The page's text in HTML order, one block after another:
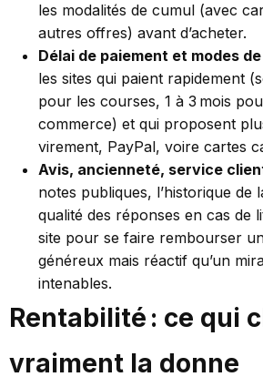
les modalités de cumul (avec
autres offres) avant d’acheter.
Délai de paiement et modes
les sites qui paient rapidement
pour les courses, 1 à 3 mois
commerce) et qui proposent
virement, PayPal, voire cartes
Avis, ancienneté, service
notes publiques, l’historique de
qualité des réponses en cas de
site pour se faire rembourser
généreux mais réactif qu’un
intenables.
Rentabilité : ce qui
vraiment la donne